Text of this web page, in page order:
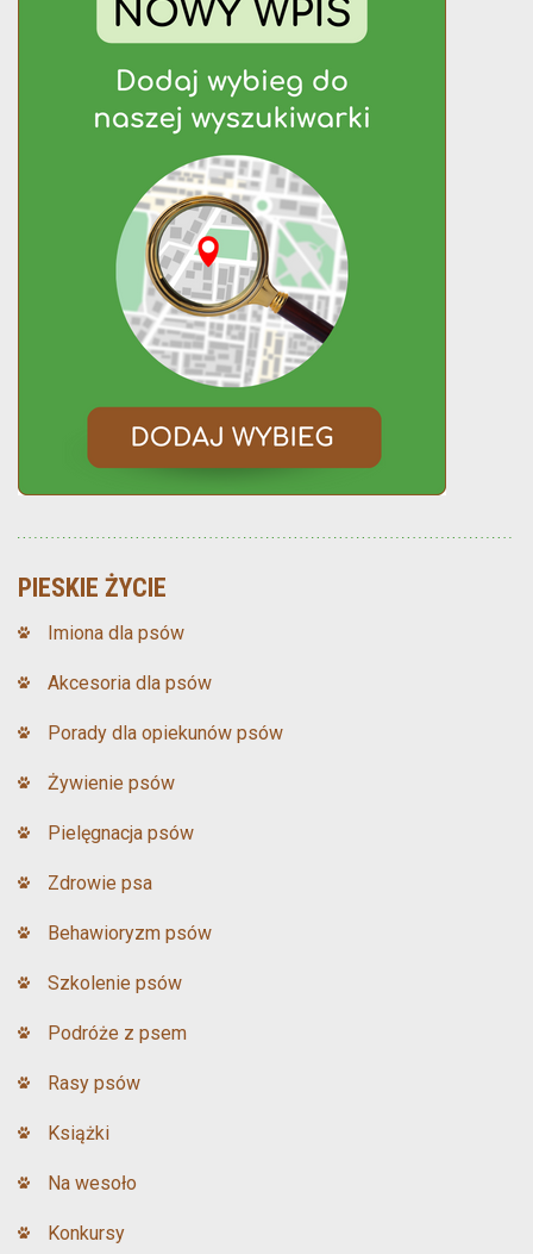
PIESKIE ŻYCIE
Imiona dla psów
Akcesoria dla psów
Porady dla opiekunów psów
Żywienie psów
Pielęgnacja psów
Zdrowie psa
Behawioryzm psów
Szkolenie psów
Podróże z psem
Rasy psów
Książki
Na wesoło
Konkursy